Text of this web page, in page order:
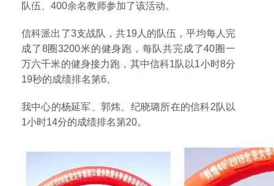
队伍、400余名教师参加了该活动。
信科派出了3支战队，共19人的队伍，平均每人完
成了8圈3200米的健身跑，每队共完成了40圈一
万六千米的健身接力跑，其中信科1队以1小时8分
19秒的成绩排名第6。
我中心的杨延军、郭炜、纪晓璐所在的信科2队以
1小时14分的成绩排名第20。